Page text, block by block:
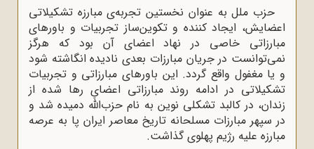
حزب ملل به عنوان نخستین تجربه‌ی مبارزه‌ تشکیلاتی
اعضایش، ایجاد کننده و تکوین‌ساز تجربیات و باورهای
مبارزاتی خاصی در نهاد اعضای آن بود که هرگز
نمی‌توانست در جریان مبارزات بعدی نادیده انگاشته شود
و یا مغفول واقع گردد. این باورهای مبارزاتی و تجربیات
تشکیلاتی در ادامه روند مبارزاتی اعضایِ رها شده از
زندان، در کالبد تشکلی نوین به نام حزب‌الله دمیده شد و
در سپهر مبارزات مسلحانه‌ تاریخ معاصر ایران پا به عرصه
مبارزه علیه رژیم پهلوی گذاشت.